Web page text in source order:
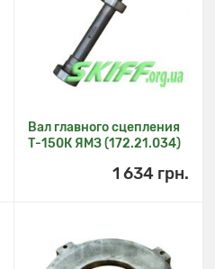
Вал главного сцепления
Т-150К ЯМЗ (172.21.034)
1 634 грн.